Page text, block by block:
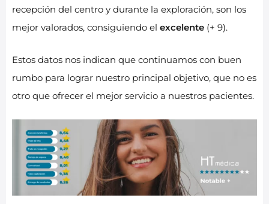
recepción del centro y durante la exploración, son los
mejor valorados, consiguiendo el excelente (+ 9).
Estos datos nos indican que continuamos con buen
rumbo para lograr nuestro principal objetivo, que no es
otro que ofrecer el mejor servicio a nuestros pacientes.